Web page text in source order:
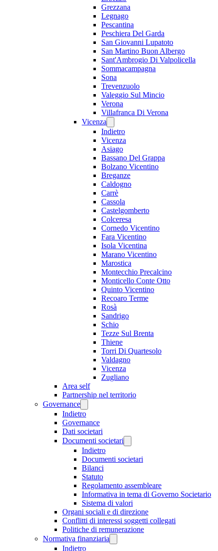
Grezzana
Legnago
Pescantina
Peschiera Del Garda
San Giovanni Lupatoto
San Martino Buon Albergo
Sant'Ambrogio Di Valpolicella
Sommacampagna
Sona
Trevenzuolo
Valeggio Sul Mincio
Verona
Villafranca Di Verona
Vicenza
Indietro
Vicenza
Asiago
Bassano Del Grappa
Bolzano Vicentino
Breganze
Caldogno
Carrè
Cassola
Castelgomberto
Colceresa
Cornedo Vicentino
Fara Vicentino
Isola Vicentina
Marano Vicentino
Marostica
Montecchio Precalcino
Monticello Conte Otto
Quinto Vicentino
Recoaro Terme
Rosà
Sandrigo
Schio
Tezze Sul Brenta
Thiene
Torri Di Quartesolo
Valdagno
Vicenza
Zugliano
Area self
Partnership nel territorio
Governance
Indietro
Governance
Dati societari
Documenti societari
Indietro
Documenti societari
Bilanci
Statuto
Regolamento assembleare
Informativa in tema di Governo Societario
Sistema di valori
Organi sociali e di direzione
Conflitti di interessi soggetti collegati
Politiche di remunerazione
Normativa finanziaria
Indietro